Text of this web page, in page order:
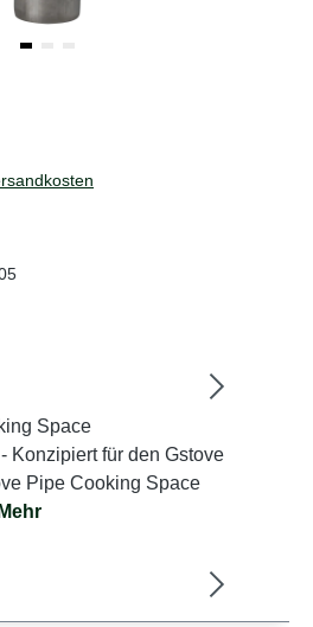
Space
Konzipiert für den Gstove
Pipe Cooking Space
Mehr